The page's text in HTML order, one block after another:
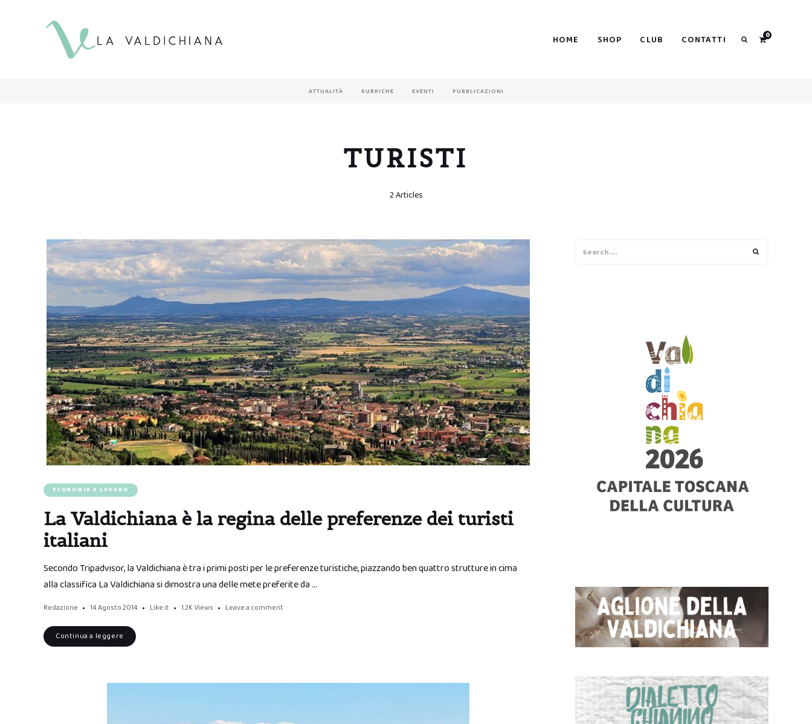
HOME SHOP CLUB CONTATTI 0
ATTUALITÀ RUBRICHE EVENTI PUBBLICAZIONI
TURISTI
2 Articles
ECONOMIA E LAVORO
La Valdichiana è la regina delle preferenze dei turisti
italiani
Secondo Tripadvisor, la Valdichiana è tra i primi posti per le preferenze turistiche, piazzando ben quattro strutture in cima
alla classifica La Valdichiana si dimostra una delle mete preferite da …
Redazione 14 Agosto 2014 Like it 1.2K Views Leave a comment
Continua a leggere
for: